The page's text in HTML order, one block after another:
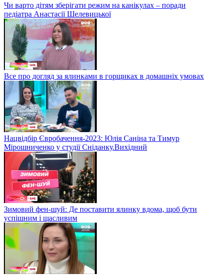
Чи варто дітям зберігати режим на канікулах – поради
педіатра Анастасії Шелевицької
Все про догляд за ялинками в горщиках в домашніх умовах
Нацвідбір Євробачення-2023: Юлія Саніна та Тимур
Мірошниченко у студії Сніданку.Вихідний
Зимовий фен-шуй: Де поставити ялинку вдома, щоб бути
успішним і щасливим